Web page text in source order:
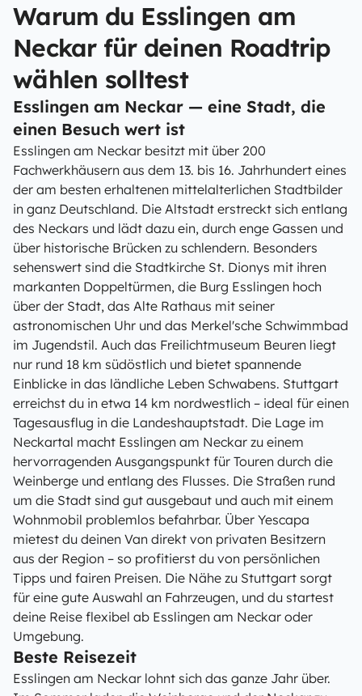
Warum du Esslingen am
Neckar für deinen Roadtrip
wählen solltest
Esslingen am Neckar — eine Stadt, die
einen Besuch wert ist
Esslingen am Neckar besitzt mit über 200
Fachwerkhäusern aus dem 13. bis 16. Jahrhundert eines
der am besten erhaltenen mittelalterlichen Stadtbilder
in ganz Deutschland. Die Altstadt erstreckt sich entlang
des Neckars und lädt dazu ein, durch enge Gassen und
über historische Brücken zu schlendern. Besonders
sehenswert sind die Stadtkirche St. Dionys mit ihren
markanten Doppeltürmen, die Burg Esslingen hoch
über der Stadt, das Alte Rathaus mit seiner
astronomischen Uhr und das Merkel'sche Schwimmbad
im Jugendstil. Auch das Freilichtmuseum Beuren liegt
nur rund 18 km südöstlich und bietet spannende
Einblicke in das ländliche Leben Schwabens. Stuttgart
erreichst du in etwa 14 km nordwestlich – ideal für einen
Tagesausflug in die Landeshauptstadt. Die Lage im
Neckartal macht Esslingen am Neckar zu einem
hervorragenden Ausgangspunkt für Touren durch die
Weinberge und entlang des Flusses. Die Straßen rund
um die Stadt sind gut ausgebaut und auch mit einem
Wohnmobil problemlos befahrbar. Über Yescapa
mietest du deinen Van direkt von privaten Besitzern
aus der Region – so profitierst du von persönlichen
Tipps und fairen Preisen. Die Nähe zu Stuttgart sorgt
für eine gute Auswahl an Fahrzeugen, und du startest
deine Reise flexibel ab Esslingen am Neckar oder
Umgebung.
Beste Reisezeit
Esslingen am Neckar lohnt sich das ganze Jahr über.